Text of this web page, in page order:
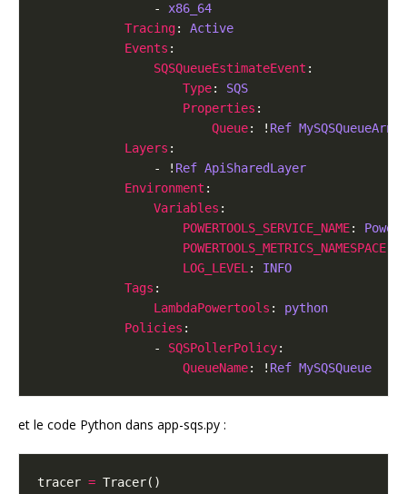
                -
x86_64
Tracing: Active
Events
SQSQueueEstimateEvent
Type: SQS
Properties
Queue: ! Ref MySQSQueueArn
Layers
                - !
Ref ApiSharedLayer
Environment
Variables
POWERTOOLS_SERVICE_NAME:
POWERTOOLS_METRICS_NAMESPACE
LOG_LEVEL : INFO
Tags
LambdaPowertools : python
Policies
                -
SQSPollerPolicy
QueueName: ! Ref MySQSQueue
et le code Python dans app-sqs.py :
tracer =